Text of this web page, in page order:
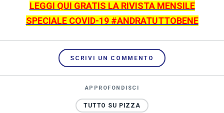
LEGGI QUI GRATIS LA RIVISTA MENSILE
SPECIALE COVID-19 #ANDRATUTTOBENE
SCRIVI UN COMMENTO
APPROFONDISCI
TUTTO SU PIZZA